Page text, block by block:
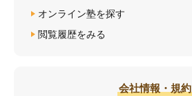
オンライン塾を探す
閲覧履歴をみる
会社情報・規約